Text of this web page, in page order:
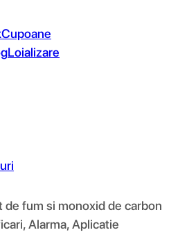
Cupoane
Loializare
fum si monoxid de carbon
Alarma, Aplicatie